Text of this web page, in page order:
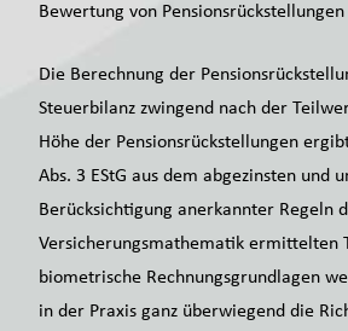
Bewertung von Pensionsrückstellungen
Die Berechnung der
Steuerbilanz zwingend nach der
Höhe der Pensionsrückstellungen
Abs. 3 EStG aus dem abgezinsten und
Berücksichtigung anerkannter Regeln
Versicherungsmathematik ermittelten
biometrische Rechnungsgrundlagen
in der Praxis ganz überwiegend die